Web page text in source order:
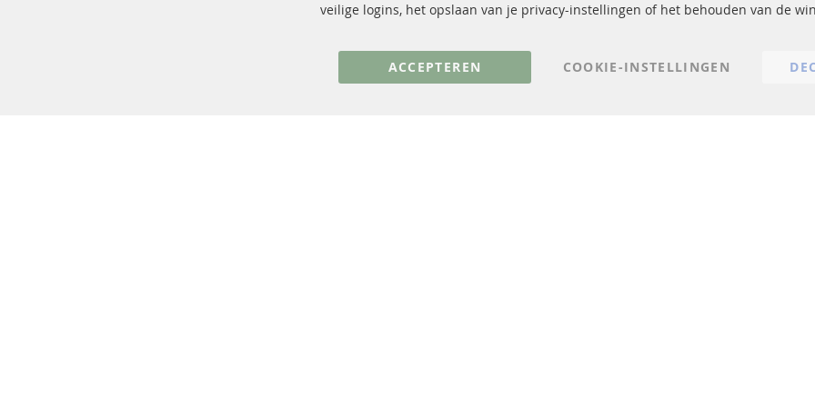
Katalysator (KAT)
FAQ
Verzendingskosten
veilige logins, het opslaan van je privacy-instellingen of het behouden van de
ACCEPTEREN COOKIE-INSTELLINGEN